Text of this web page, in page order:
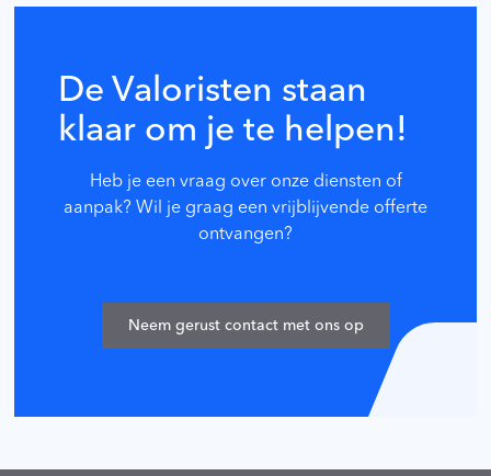
De Valoristen staan
klaar om je te helpen!
Heb je een vraag over onze diensten of
aanpak? Wil je graag een vrijblijvende offerte
ontvangen?
Neem gerust contact met ons op